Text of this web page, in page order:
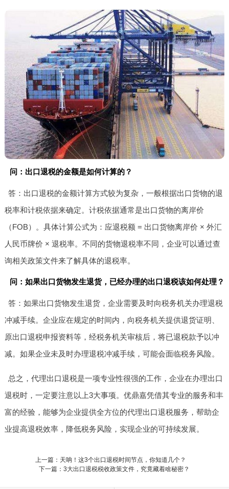
问：出口退税的金额是如何计算的？
答：出口退税的金额计算方式较为复杂，一般根据出口货物的退
税率和计税依据来确定。计税依据通常是出口货物的离岸价
（FOB）。具体计算公式为：应退税额 = 出口货物离岸价 × 外汇
人民币牌价 × 退税率。不同的货物退税率不同，企业可以通过查
询相关政策文件来了解具体的退税率。
问：如果出口货物发生退货，已经办理的出口退税该如何处理？
答：如果出口货物发生退货，企业需要及时向税务机关办理退税
冲减手续。企业应在规定的时间内，向税务机关提供退货证明、
原出口退税申报资料等，经税务机关审核后，将已退税款予以冲
减。如果企业未及时办理退税冲减手续，可能会面临税务风险。
总之，代理出口退税是一项专业性很强的工作，企业在办理出口
退税时，一定要注意以上3大事项。优鼎嘉凭借其专业的服务和丰
富的经验，能够为企业提供全方位的代理出口退税服务，帮助企
业提高退税效率，降低税务风险，实现企业的可持续发展。
上一篇：天呐！这3个出口退税时间节点，你知道几个？
下一篇：3大出口退税税收政策文件，究竟藏着啥秘密？